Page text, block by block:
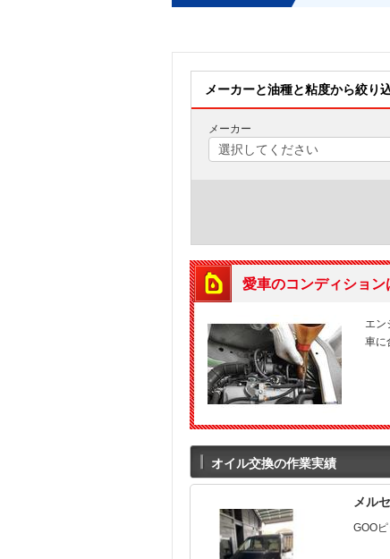
メーカーと油種と粘度から絞り
メーカー
愛車のコンディション
エン
車に
オイル交換の作業実績
メル
GOO